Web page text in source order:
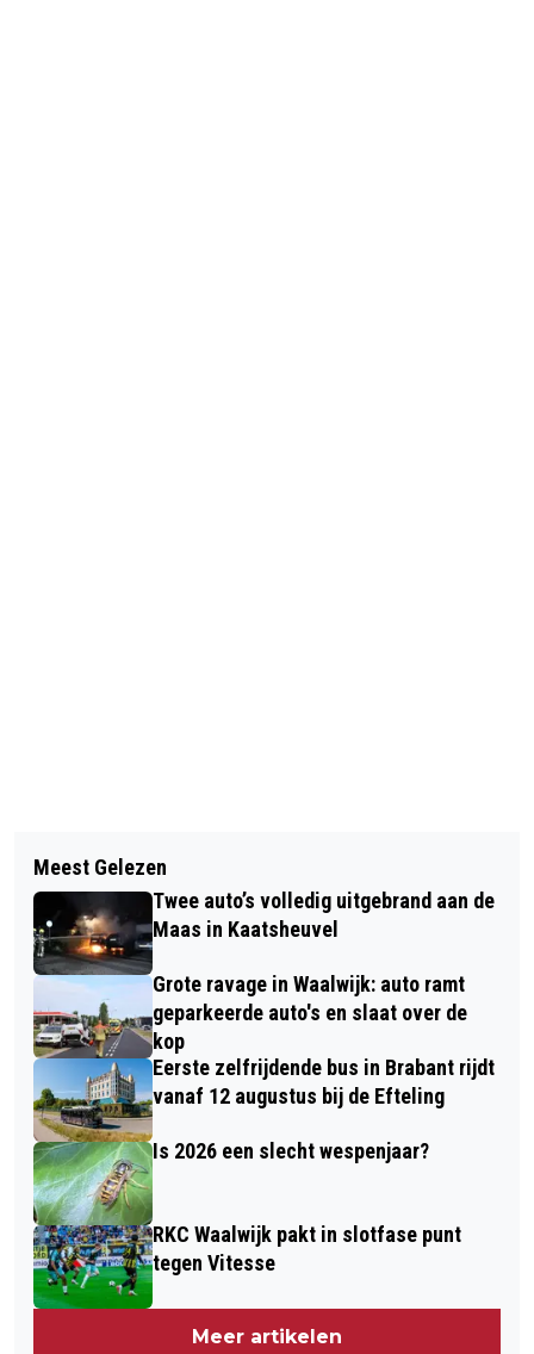
DORPSONTBIJT IN LOON OP ZAND
BRENGT 150 INWONERS SAMEN NA
NACHT VOL NOODWEER
GEMEENTE LOON OP ZAND
WAARSCHUWT VOOR MISLEIDENDE
AANBIEDINGEN VAN
THUISBATTERIJEN
Meest Gelezen
Twee auto’s volledig uitgebrand aan de
Maas in Kaatsheuvel
Grote ravage in Waalwijk: auto ramt
geparkeerde auto's en slaat over de
kop
Eerste zelfrijdende bus in Brabant rijdt
vanaf 12 augustus bij de Efteling
Is 2026 een slecht wespenjaar?
RKC Waalwijk pakt in slotfase punt
tegen Vitesse
Meer artikelen